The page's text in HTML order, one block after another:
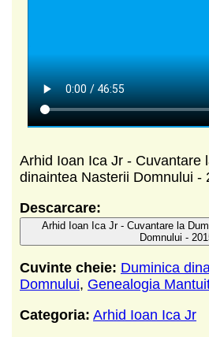
Arhid Ioan Ica Jr - Cuvantare
dinaintea Nasterii Domnului -
Descarcare:
Arhid Ioan Ica Jr - Cuvantare la
Domnului -
Cuvinte cheie: Duminica
Domnului, Genealogia
Categoria: Arhid Ioan Ica Jr